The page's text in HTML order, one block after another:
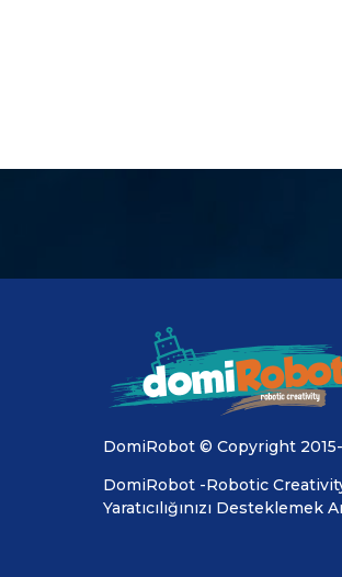
DomiRobot © Copyright
DomiRobot -Robotic
Yaratıcılığınızı Desteklemek